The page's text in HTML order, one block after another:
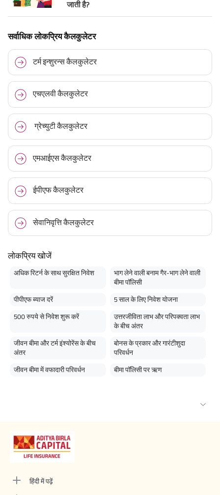
जाती है?
सर्वाधिक लोकप्रिय कैलकुलेटर
टर्म इन्शुरन्स कैलकुलेटर
एचएलवी कैलकुलेटर
ग्रेच्युटी कैलकुलेटर
एमआईएस कैलकुलेटर
ईपीएफ कैलकुलेटर
सेवानिवृत्ति कैलकुलेटर
लोकप्रिय खोजें
अधिक रिटर्न के साथ सुरक्षित निवेश
भाग लेने वाली बनाम गैर-भाग लेने वाली
बीमा पॉलिसी
पीपीएफ ब्याज दरें 5 साल के लिए निवेश योजना
500 रुपये से निवेश शुरू करें
उत्तरजीविता लाभ और परिपक्वता लाभ
के बीच अंतर
जीवन बीमा और टर्म इंश्योरेंस के बीच
अंतर
बोनस के प्रकार और गारंटीशुदा
परिवर्धन
जीवन बीमा में वफादारी परिवर्धन बीमा पॉलिसी पर ऋण
हिंदी में पढ़ें